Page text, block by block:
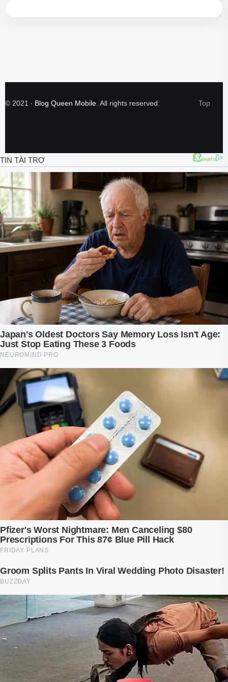
© 2021 ‧ Blog Queen Mobile. All rights reserved.